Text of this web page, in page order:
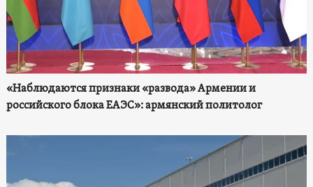
«Наблюдаются признаки «развода» Армении и
российского блока ЕАЭС»: армянский политолог